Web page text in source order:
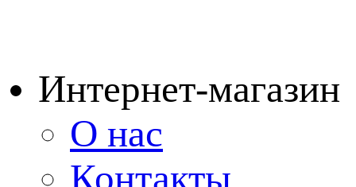
Интернет-магазин
О нас
Контакты